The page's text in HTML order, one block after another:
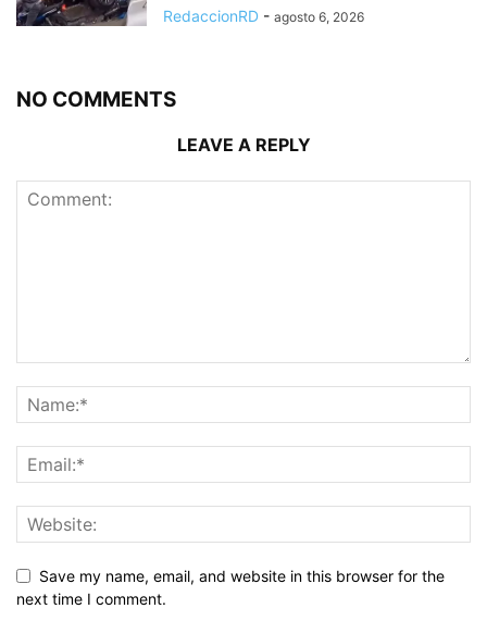
RedaccionRD - agosto 6, 2026
NO COMMENTS
LEAVE A REPLY
Save my name, email, and website in this browser for the
next time I comment.